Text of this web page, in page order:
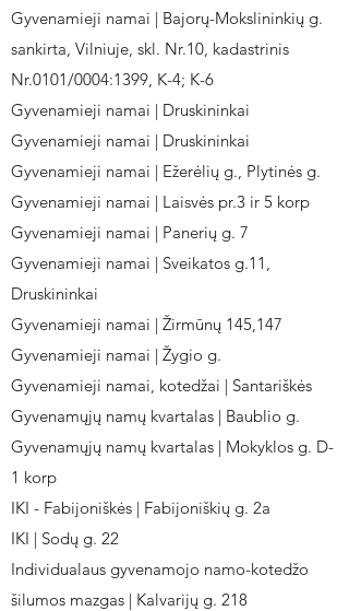
Gyvenamieji namai | Bajorų-Mokslininkių g.
sankirta, Vilniuje, skl. Nr.10, kadastrinis
Nr.0101/0004:1399, K-4; K-6
Gyvenamieji namai | Druskininkai
Gyvenamieji namai | Druskininkai
Gyvenamieji namai | Ežerėlių g., Plytinės g.
Gyvenamieji namai | Laisvės pr.3 ir 5 korp
Gyvenamieji namai | Panerių g. 7
Gyvenamieji namai | Sveikatos g.11,
Druskininkai
Gyvenamieji namai | Žirmūnų 145,147
Gyvenamieji namai | Žygio g.
Gyvenamieji namai, kotedžai | Santariškės
Gyvenamųjų namų kvartalas | Baublio g.
Gyvenamųjų namų kvartalas | Mokyklos g. D-
1 korp
IKI - Fabijoniškės | Fabijoniškių g. 2a
IKI | Sodų g. 22
Individualaus gyvenamojo namo-kotedžo
šilumos mazgas | Kalvarijų g. 218